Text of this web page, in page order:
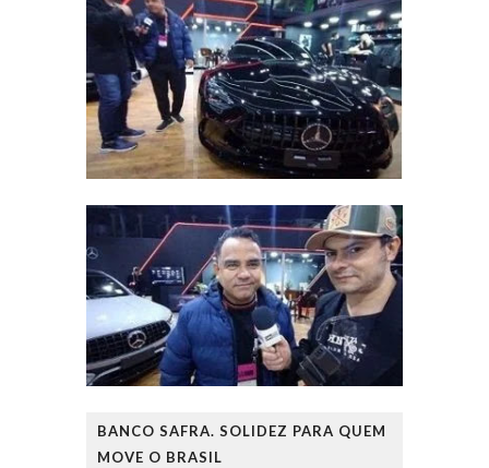
BANCO SAFRA. SOLIDEZ PARA QUEM
MOVE O BRASIL